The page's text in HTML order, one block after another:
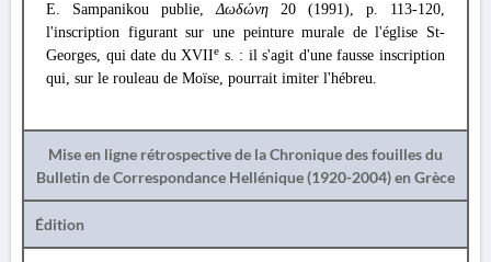
E. Sampanikou publie,Δωδώνη 20 (1991), p. 113-120,
l'inscription figurant sur une peinture murale de l'église St-
Georges, qui date du XVIIe s. : il s'agit d'une fausse inscription
qui, sur le rouleau de Moïse, pourrait imiter l'hébreu.
Mise en ligne rétrospective de la Chronique des fouilles du
Bulletin de Correspondance Hellénique (1920-2004) en Grèce
Édition